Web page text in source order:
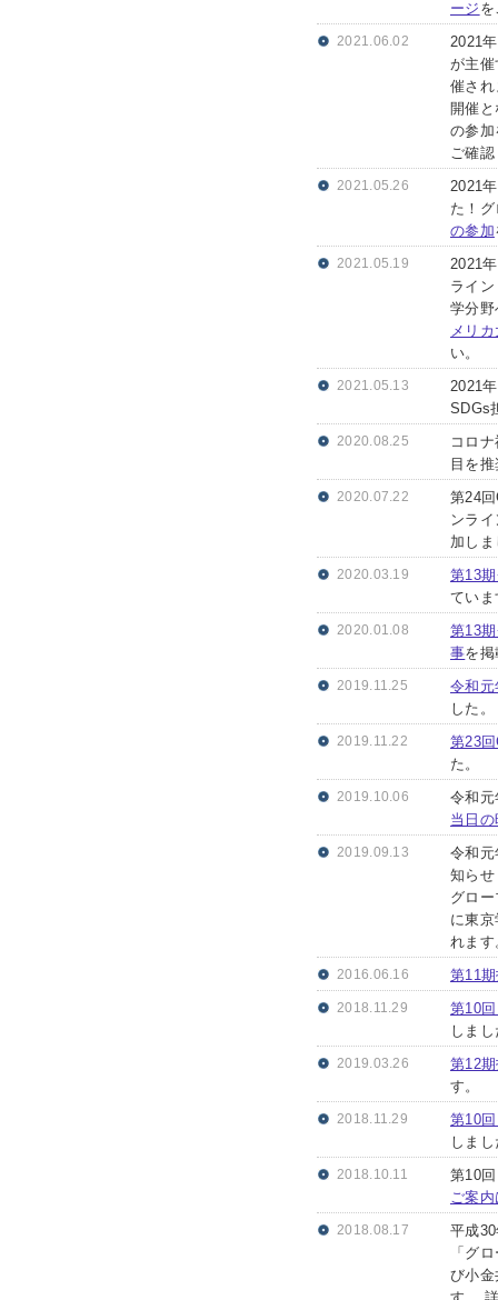
ージ
2021.06.02
2021
が主催
催され
開催
の参加
ご確
2021.05.26
2021
た！
の参加
2021.05.19
2021
ライ
学分野
メリ
い。
2021.05.13
2021
SDGs
2020.08.25
コロ
目を
2020.07.22
第24
ンラ
加し
2020.03.19
第13
ていま
2020.01.08
第13
事を掲
2019.11.25
令和元
した。
2019.11.22
第23
た。
2019.10.06
令和元
当日
2019.09.13
令和元
知らせ
グロ
に東
れます
2016.06.16 第11
2018.11.29
第10
しま
2019.03.26
第12
す。
2018.11.29
第10
しま
2018.10.11
第10
ご案
2018.08.17
平成
「グ
び小金